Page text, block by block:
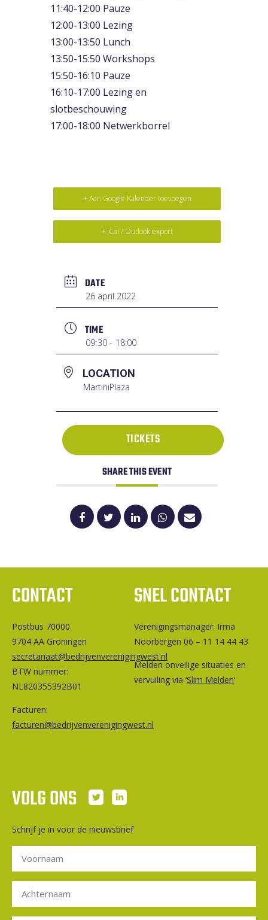
11:40-12:00 Pauze
12:00-13:00 Lezing
13:00-13:50 Lunch
13:50-15:50 Workshops
15:50-16:10 Pauze
16:10-17:00 Lezing en
slotbeschouwing
17:00-18:00 Netwerkborrel
+ Aan Google Kalender toevoegen
+ iCal / Outlook export
DATE
26 april 2022
TIME
09:30 - 18:00
LOCATION
MartiniPlaza
TICKETS
SHARE THIS EVENT
CONTACT
Postbus 70000
9704 AA Groningen
secretariaat@bedrijvenverenigingwest.nl
BTW nummer:
NL820355392B01
Facturen:
facturen@bedrijvenverenigingwest.nl
SNEL CONTACT
Ver­e­ni­gings­ma­na­ger: Irma
Noorbergen 06 – 11 14 44 43
Melden onveilige situaties en
vervuiling via ‘Slim Melden‘
VOLG ONS
Schrijf je in voor de nieuwsbrief